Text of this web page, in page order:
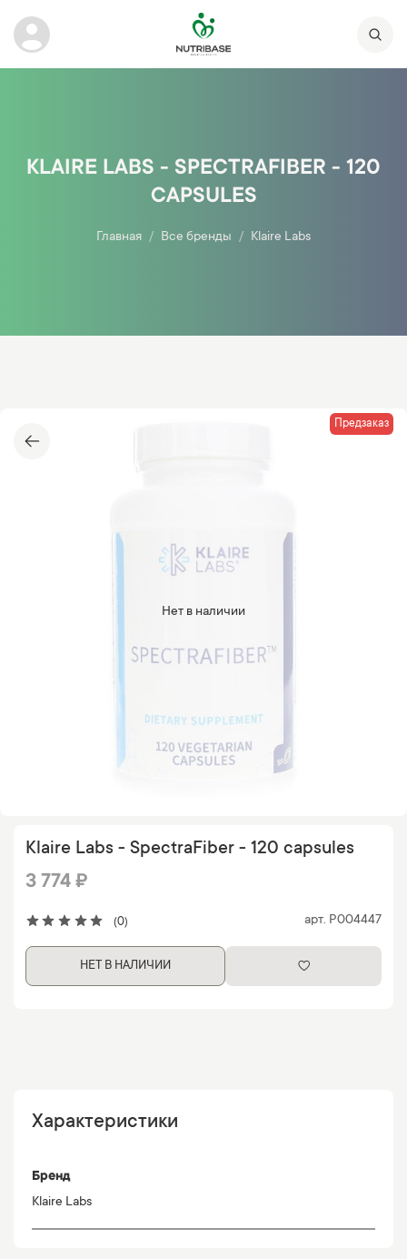
KLAIRE LABS - SPECTRAFIBER - 120
CAPSULES
Главная Все бренды Klaire Labs
Нет в наличии
Предзаказ
(0) арт. P004447
Klaire Labs - SpectraFiber - 120 capsules
3 774 ₽
НЕТ В НАЛИЧИИ
Характеристики
Бренд
Klaire Labs